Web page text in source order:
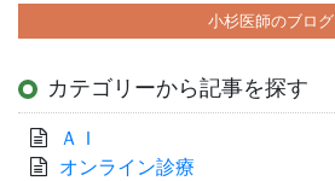
小杉医師のブログ
カテゴリーから記事を探す
ＡＩ
オンライン診療